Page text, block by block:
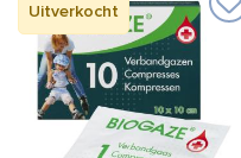
Uitverkocht